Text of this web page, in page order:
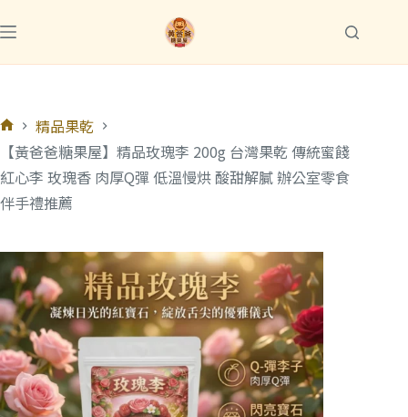
精品果乾
【黃爸爸糖果屋】精品玫瑰李 200g 台灣果乾 傳統蜜餞
紅心李 玫瑰香 肉厚Q彈 低溫慢烘 酸甜解膩 辦公室零食
伴手禮推薦